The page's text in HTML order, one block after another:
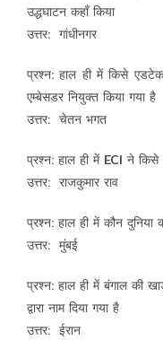
उद्धघाटन कहाँ किया
उत्तर: गांधीनगर
प्रश्न: हाल ही में किसे
एम्बेसडर नियुक्त किया गया है
उत्तर: चेतन भगत
प्रश्न: हाल ही में ECI ने किसे
उत्तर: राजकुमार राव
प्रश्न: हाल ही में कौन
उत्तर: मुंबई
प्रश्न: हाल ही में बंगाल की
द्वारा नाम दिया गया है
उत्तर: ईरान